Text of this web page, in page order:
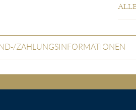
ZAHLUNGSINFORMATIONEN